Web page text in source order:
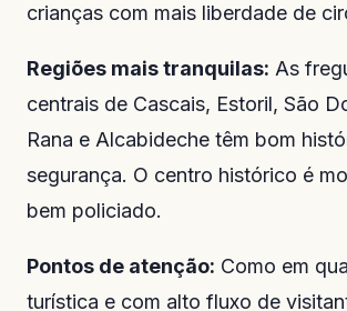
crianças com mais liberdade de
Regiões mais tranquilas: As
centrais de Cascais, Estoril, São
Rana e Alcabideche têm bom
segurança. O centro histórico é
bem policiado.
Pontos de atenção: Como em
turística e com alto fluxo de